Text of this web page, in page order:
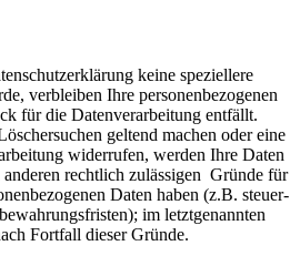
keine speziellere
verbleiben Ihre personenbezogenen
für die Datenverarbeitung entfällt.
geltend machen oder eine
widerrufen, werden Ihre Daten
rechtlich zulässigen Gründe für
Daten haben (z.B. steuer-
im letztgenannten
Fortfall dieser Gründe.